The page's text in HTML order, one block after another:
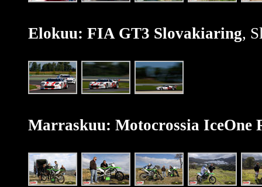
Elokuu: FIA GT3 Slovakiaring,
Marraskuu: Motocrossia IceOne